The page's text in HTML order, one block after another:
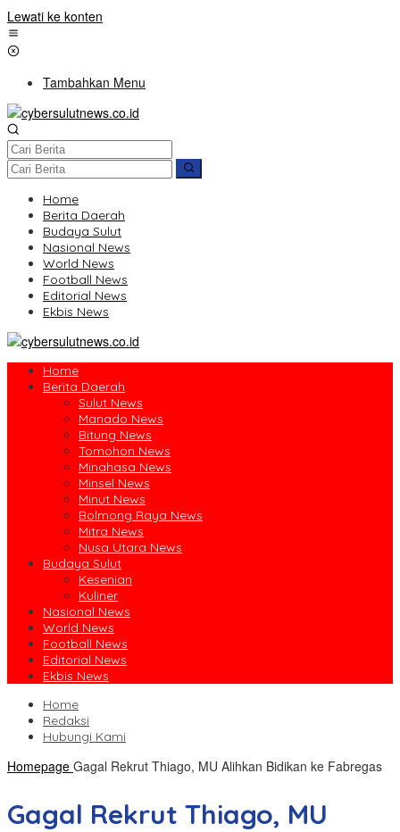
Lewati ke konten
Tambahkan Menu
Home
Berita Daerah
Budaya Sulut
Nasional News
World News
Football News
Editorial News
Ekbis News
Home
Berita Daerah
Sulut News
Manado News
Bitung News
Tomohon News
Minahasa News
Minsel News
Minut News
Bolmong Raya News
Mitra News
Nusa Utara News
Budaya Sulut
Kesenian
Kuliner
Nasional News
World News
Football News
Editorial News
Ekbis News
Home
Redaksi
Hubungi Kami
Homepage Gagal Rekrut Thiago, MU Alihkan Bidikan ke Fabregas
Gagal Rekrut Thiago, MU